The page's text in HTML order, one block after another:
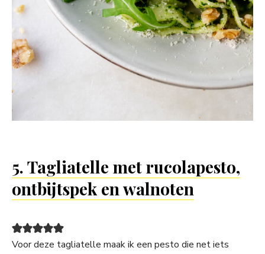
5. Tagliatelle met rucolapesto,
ontbijtspek en walnoten
Voor deze tagliatelle maak ik een pesto die net iets